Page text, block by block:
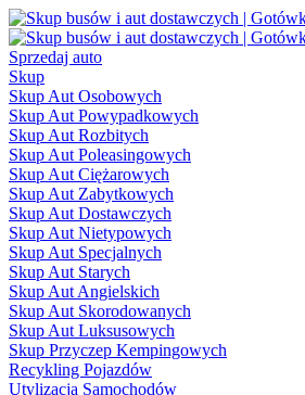
Sprzedaj auto
Skup
Skup Aut Osobowych
Skup Aut Powypadkowych
Skup Aut Rozbitych
Skup Aut Poleasingowych
Skup Aut Ciężarowych
Skup Aut Zabytkowych
Skup Aut Dostawczych
Skup Aut Nietypowych
Skup Aut Specjalnych
Skup Aut Starych
Skup Aut Angielskich
Skup Aut Skorodowanych
Skup Aut Luksusowych
Skup Przyczep Kempingowych
Recykling Pojazdów
Utylizacja Samochodów